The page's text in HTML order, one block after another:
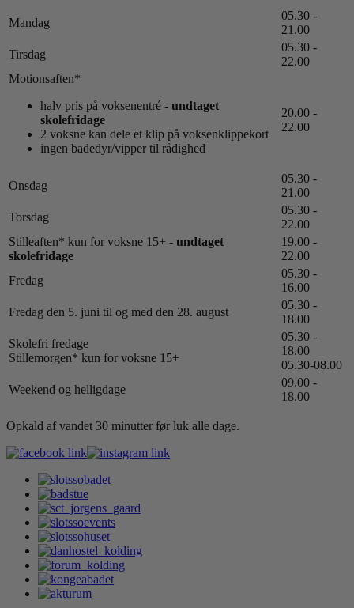
Mandag
05.30 -
21.00
Tirsdag
05.30 -
22.00
Motionsaften*
halv pris på voksenentré - undtaget
skolefridage
2 voksne kan dele et klip på voksenklippekort
ingen badedyr/vipper til rådighed
20.00 -
22.00
Onsdag
05.30 -
21.00
Torsdag
05.30 -
22.00
Stilleaften* kun for voksne 15+ - undtaget
skolefridage
19.00 -
22.00
Fredag
05.30 -
16.00
Fredag den 5. juni til og med den 28. august
05.30 -
18.00
Skolefri fredage
Stillemorgen* kun for voksne 15+
05.30 -
18.00
05.30-08.00
Weekend og helligdage
09.00 -
18.00
Opkald af vandet 30 minutter før luk alle dage.